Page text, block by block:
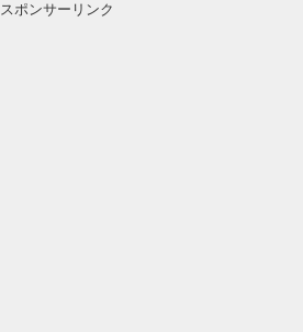
スポンサーリンク